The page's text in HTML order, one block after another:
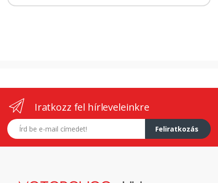
Iratkozz fel hírleveleinkre
E-mail címed
Feliratkozás